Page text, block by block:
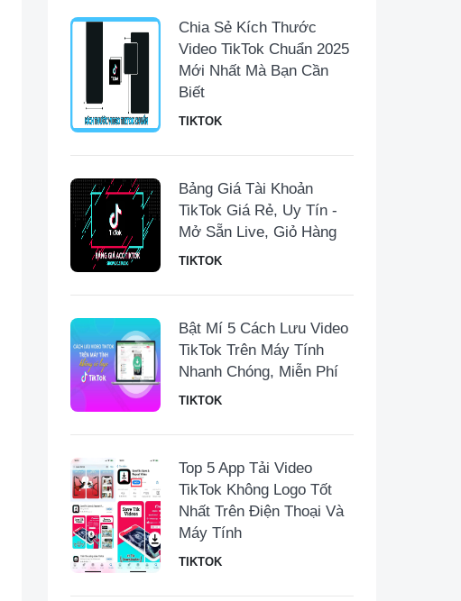
Chia Sẻ Kích Thước
Video TikTok Chuẩn 2025
Mới Nhất Mà Bạn Cần
Biết
TIKTOK
Bảng Giá Tài Khoản
TikTok Giá Rẻ, Uy Tín -
Mở Sẵn Live, Giỏ Hàng
TIKTOK
Bật Mí 5 Cách Lưu Video
TikTok Trên Máy Tính
Nhanh Chóng, Miễn Phí
TIKTOK
Top 5 App Tải Video
TikTok Không Logo Tốt
Nhất Trên Điện Thoại Và
Máy Tính
TIKTOK